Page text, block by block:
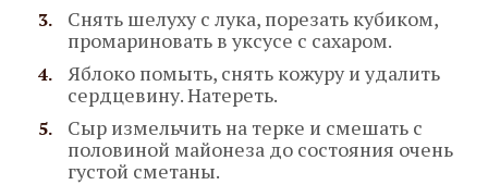
Снять шелуху с лука, порезать кубиком,
промариновать в уксусе с сахаром.
Яблоко помыть, снять кожуру и удалить
сердцевину. Натереть.
Сыр измельчить на терке и смешать с
половиной майонеза до состояния очень
густой сметаны.